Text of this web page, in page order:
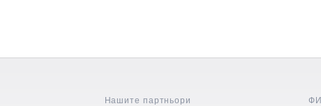
Нашите партньори